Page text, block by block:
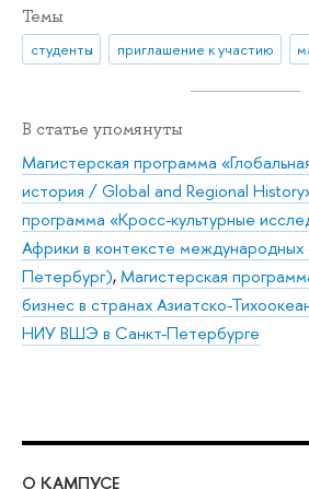
Темы
студенты приглашение к участию
В статье упомянуты
Магистерская программа
история / Global and Regional
программа «Кросс-культурные
Африки в контексте
Петербург),Магистерская
бизнес в странах Азиатско-
НИУ ВШЭ в Санкт-Петербурге
О КАМПУСЕ